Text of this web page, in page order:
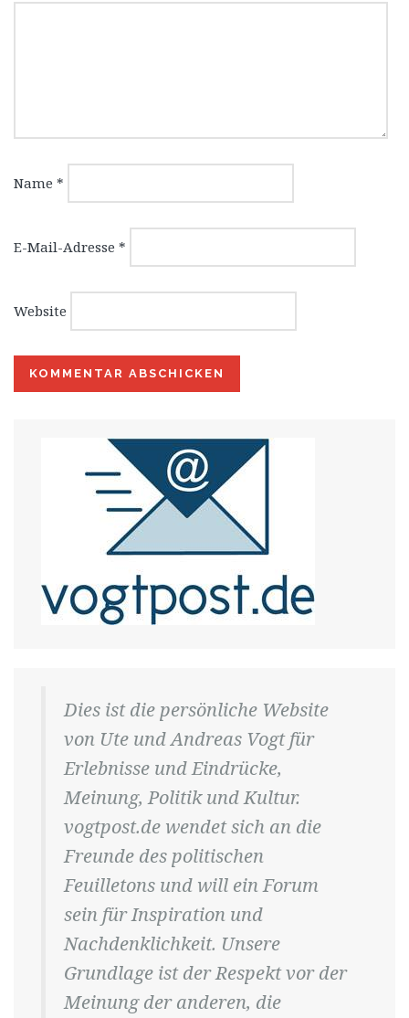
Name *
E-Mail-Adresse *
Website
Dies ist die persönliche Website
von Ute und Andreas Vogt für
Erlebnisse und Eindrücke,
Meinung, Politik und Kultur.
vogtpost.de wendet sich an die
Freunde des politischen
Feuilletons und will ein Forum
sein für Inspiration und
Nachdenklichkeit. Unsere
Grundlage ist der Respekt vor der
Meinung der anderen, die